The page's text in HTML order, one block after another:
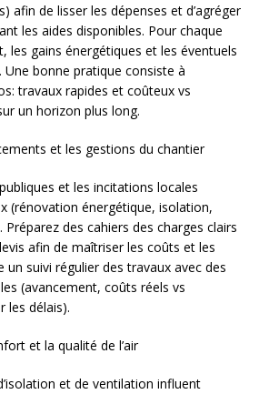
afin de lisser les dépenses et d’agréger
les aides disponibles. Pour chaque
les gains énergétiques et les éventuels
bonne pratique consiste à
travaux rapides et coûteux vs
un horizon plus long.
et les gestions du chantier
et les incitations locales
(rénovation énergétique, isolation,
des cahiers des charges clairs
afin de maîtriser les coûts et les
un suivi régulier des travaux avec des
(avancement, coûts réels vs
les délais).
et la qualité de l’air
et de ventilation influent